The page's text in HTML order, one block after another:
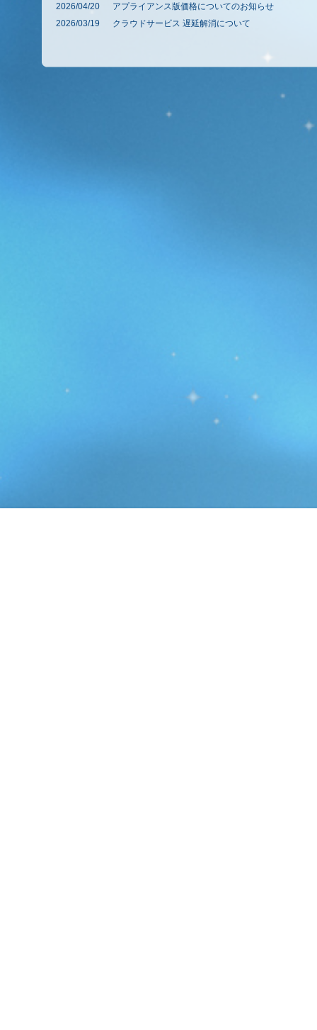
2026/04/20
アプライアンス版価格についてのお知らせ
2026/03/19
クラウドサービス 遅延解消について